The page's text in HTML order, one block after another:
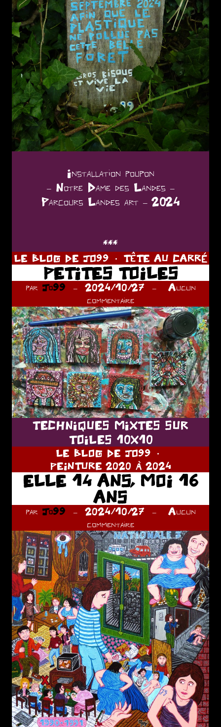
Installation poupon
– Notre Dame des Landes –
Parcours Landes art – 2024
***
LE BLOG DE JO99 TÊTE AU CARRÉ
PETITES TOILES
par Jo99 2024/10/27
Aucun
commentaire
TECHNIQUES MIXTES SUR
TOILES 10X10
LE BLOG DE JO99
PEINTURE 2020 À 2024
ELLE 14 ANS, MOI 16
ANS
par Jo99 2024/10/27
Aucun
commentaire